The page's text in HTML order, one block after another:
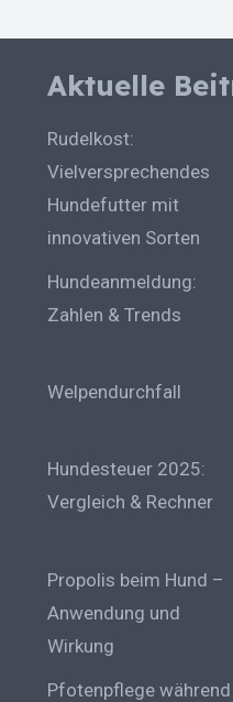
Aktuelle
Rudelkost:
Vielversprechendes
Hundefutter mit
innovativen Sorten
Hundeanmeldung:
Zahlen & Trends
Welpendurchfall
Hundesteuer 2025:
Vergleich & Rechner
Propolis beim Hund –
Anwendung und
Wirkung
Pfotenpflege während